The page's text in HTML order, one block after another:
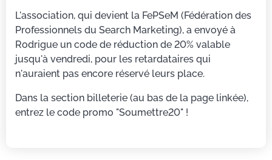
L'association, qui devient la FePSeM (Fédération des
Professionnels du Search Marketing), a envoyé à
Rodrigue un code de réduction de 20% valable
jusqu'à vendredi, pour les retardataires qui
n'auraient pas encore réservé leurs place.
Dans la section billeterie (au bas de la page linkée),
entrez le code promo "Soumettre20" !